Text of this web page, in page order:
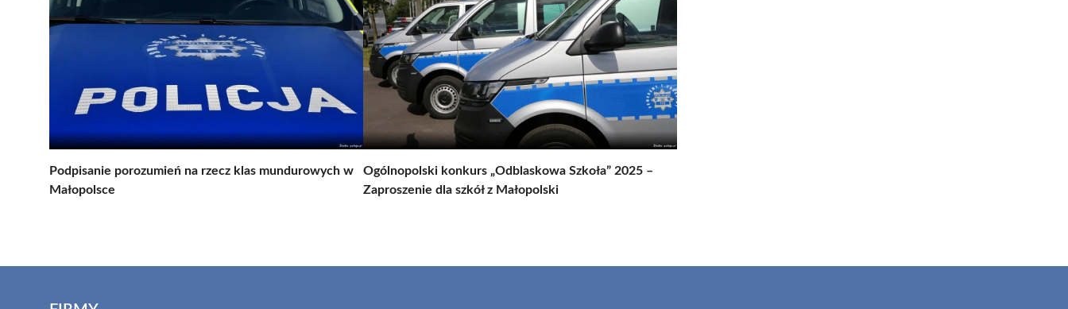
Podpisanie porozumień na rzecz klas mundurowych w
Małopolsce
Ogólnopolski konkurs „Odblaskowa Szkoła” 2025 –
Zaproszenie dla szkół z Małopolski